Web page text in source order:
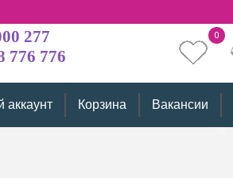
277
776 776
0
аккаунт Корзина Вакансии